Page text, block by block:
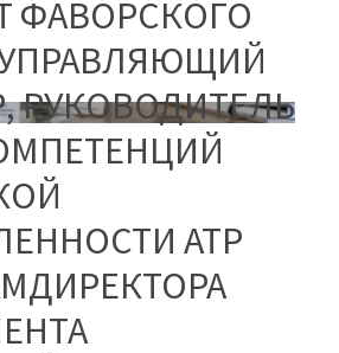
ФАВОРСКОГО
РУКОВОДИТЕЛЬ
АТР